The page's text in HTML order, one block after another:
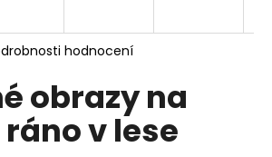
hodnocení
obrazy na
v lese